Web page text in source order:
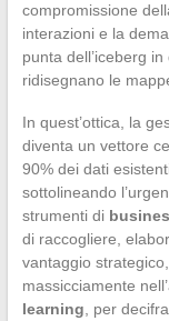
compromissione
interazioni e la
punta dell’iceberg in
ridisegnano le
In quest’ottica, la
diventa un vettore
90% dei dati
sottolineando
strumenti di
di raccogliere,
vantaggio
massicciamente
learning , per